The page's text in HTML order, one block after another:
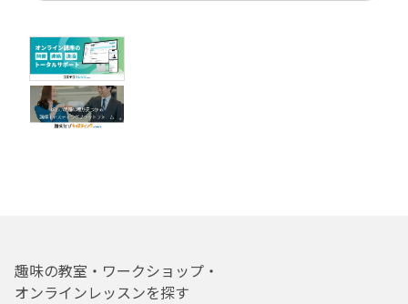
趣味の教室・ワークショップ・
オンラインレッスンを探す